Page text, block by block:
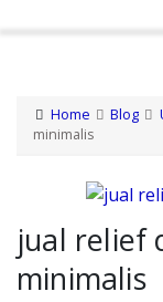
Home Blog
minimalis
jual relief
minimalis